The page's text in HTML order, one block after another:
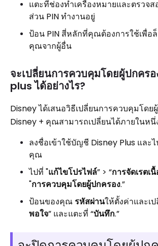
แตะที่ช่องทำเครื่องหมายและตรวจส
ส่วน PIN ทำงานอยู่
ป้อน PIN สี่หลักที่คุณต้องการใช้เพื่อ
คุณจากผู้อื่น
จะเปลี่ยนการควบคุมโดยผู้ปกคร
plus ได้อย่างไร?
Disney ได้เสนอวิธีเปลี่ยนการควบคุมโดย
Disney + คุณสามารถเปลี่ยนได้ภายในหนึ่
ลงชื่อเข้าใช้บัญชี Disney Plus และ
คุณ
ไปที่ "แก้ไขโปรไฟล์” > “การจัดเรตเ
"การควบคุมโดยผู้ปกครอง.”
ป้อนของคุณ รหัสผ่านให้ตั้งค่าและเป
พอใจ” และแตะที่ “บันทึก.”